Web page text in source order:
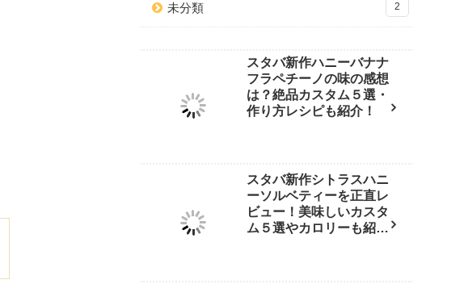
未分類 2
スタバ新作ハニーバナナ
フラペチーノの味の感想
は？絶品カスタム５選・
作り方レシピも紹介！
スタバ新作シトラスハニ
ーソルベティーを正直レ
ビュー！美味しいカスタ
ム５選やカロリーも紹